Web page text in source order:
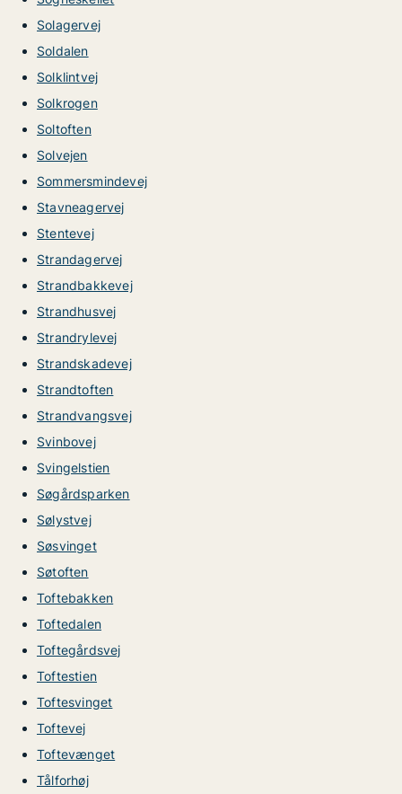
Solagervej
Soldalen
Solklintvej
Solkrogen
Soltoften
Solvejen
Sommersmindevej
Stavneagervej
Stentevej
Strandagervej
Strandbakkevej
Strandhusvej
Strandrylevej
Strandskadevej
Strandtoften
Strandvangsvej
Svinbovej
Svingelstien
Søgårdsparken
Sølystvej
Søsvinget
Søtoften
Toftebakken
Toftedalen
Toftegårdsvej
Toftestien
Toftesvinget
Toftevej
Toftevænget
Tålforhøj